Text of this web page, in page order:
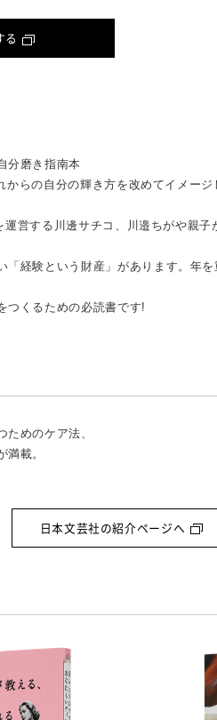
る
分磨き指南本
らの自分の輝き方を改めてイメー
営する川邊サチコ、川邉ちがや親子
経験という財産」があります。年
つくるための必読書です!
めのケア法、
載。
日本文芸社の紹介ページへ